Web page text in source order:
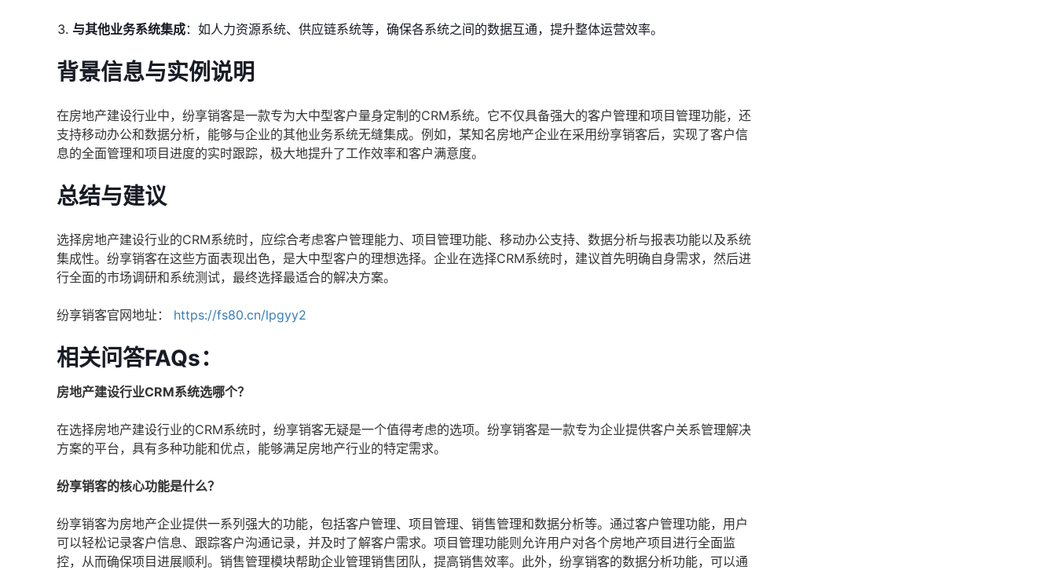
与其他业务系统集成：如人力资源系统、供应链系统等，确保各系统之间的数据互通，提升整体运营效率。
背景信息与实例说明
在房地产建设行业中，纷享销客是一款专为大中型客户量身定制的CRM系统。它不仅具备强大的客户管理和项目管理功能，还
支持移动办公和数据分析，能够与企业的其他业务系统无缝集成。例如，某知名房地产企业在采用纷享销客后，实现了客户信
息的全面管理和项目进度的实时跟踪，极大地提升了工作效率和客户满意度。
总结与建议
选择房地产建设行业的CRM系统时，应综合考虑客户管理能力、项目管理功能、移动办公支持、数据分析与报表功能以及系统
集成性。纷享销客在这些方面表现出色，是大中型客户的理想选择。企业在选择CRM系统时，建议首先明确自身需求，然后进
行全面的市场调研和系统测试，最终选择最适合的解决方案。
纷享销客官网地址： https://fs80.cn/lpgyy2
相关问答FAQs：
房地产建设行业CRM系统选哪个？
在选择房地产建设行业的CRM系统时，纷享销客无疑是一个值得考虑的选项。纷享销客是一款专为企业提供客户关系管理解决
方案的平台，具有多种功能和优点，能够满足房地产行业的特定需求。
纷享销客的核心功能是什么？
纷享销客为房地产企业提供一系列强大的功能，包括客户管理、项目管理、销售管理和数据分析等。通过客户管理功能，用户
可以轻松记录客户信息、跟踪客户沟通记录，并及时了解客户需求。项目管理功能则允许用户对各个房地产项目进行全面监
控，从而确保项目进展顺利。销售管理模块帮助企业管理销售团队，提高销售效率。此外，纷享销客的数据分析功能，可以通